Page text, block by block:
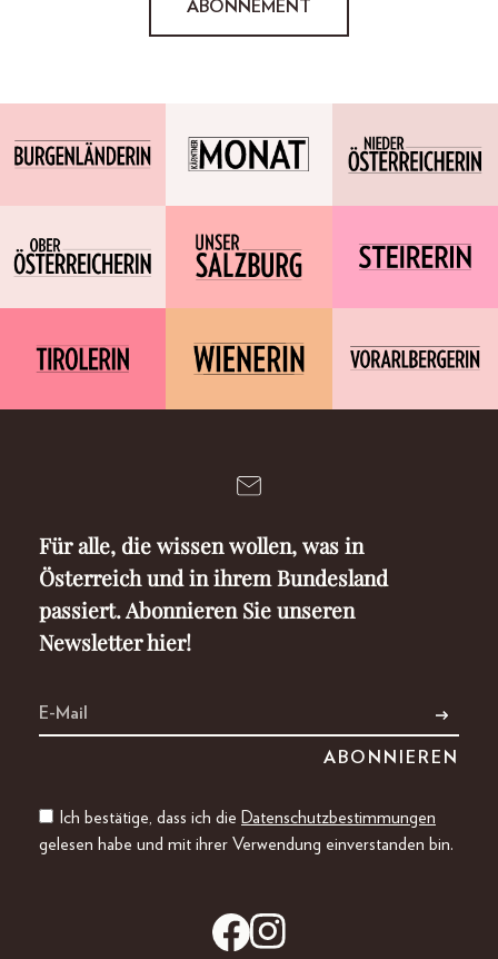
ABONNEMENT
Für alle, die wissen wollen, was in
Österreich und in ihrem Bundesland
passiert. Abonnieren Sie unseren
Newsletter hier!
Ich bestätige, dass ich die Datenschutzbestimmungen
gelesen habe und mit ihrer Verwendung einverstanden bin.